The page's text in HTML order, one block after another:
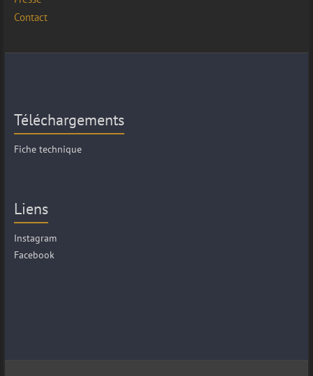
Contact
Téléchargements
Fiche technique
Liens
Instagram
Facebook